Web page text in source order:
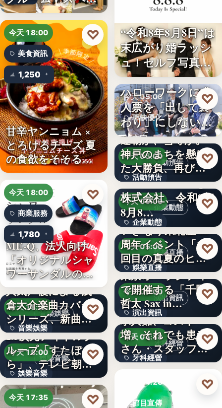
ボ東武宇…
今天 18:00
美食資訊
1,250
甘辛ヤンニョム ×
とろけるチーズ 夏
の食欲をそそる
“旨…
♡
今天 18:00
商業服務
1,780
ME-Q、法人向け
「オリジナルシャ
ワーサンダルの
OEM制…
♡
音樂娛樂
今天 18:00
音樂娛樂
1位
人気声優による浅
倉大介楽曲カバー
シリーズ、新曲が
配信チャ…
♡
娛樂音樂
今天 18:00
娛樂音樂
4
2.5次元アイドルグ
ループ「すたぽ
ら」、テレビ朝日
系全国…
♡
今天 17:35 ♡
“令和8年8月8日”は
末広がり婚ラッシ
ュ！セルフ写真館
「…
今天 05:00
職缺優化
文字
ハローワークに求
人票を「出して終
わり」にしない。
求人票・…
♡
活動預告
今天 05:00
活動預告
300人
連覇か、雪辱か。
神戸のまちを懸け
た大勝負、再び！
…
♡
企業動態
今天 05:00
企業動態
文字
Internnect Group
株式会社、令和8年
8月8…
♡
娛樂直播
今天 05:00
娛樂直播
11
いぎなり東北産 11
周年イベント「11
回目の真夏のヒロ
イ…
♡
演出資訊
今天 05:00
演出資訊
3
東京オペラシティ
で開催する「千野
哲太 Sax in…
♡
牙科經營
今天 04:38
牙科經營
求人難、コスト
増。それでも患者
さん・スタッフ・
院長を豊か…
♡
今天 04:28
節目宣傳
♡